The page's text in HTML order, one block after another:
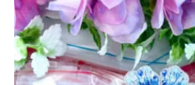
броши
«Гортензия»